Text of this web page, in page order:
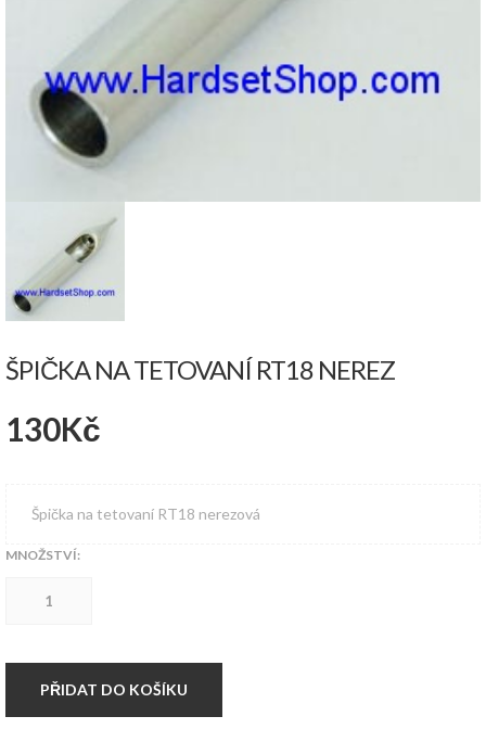
ŠPIČKA NA TETOVANÍ RT18 NEREZ
130Kč
Špička na tetovaní RT18 nerezová
MNOŽSTVÍ:
nerez
množstvíPŘIDAT DO KOŠÍKU